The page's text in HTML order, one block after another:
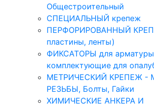
Общестроительный
СПЕЦИАЛЬНЫЙ крепеж
ПЕРФОРИРОВАННЫЙ
пластины, ленты)
ФИКСАТОРЫ для
комплектующие для
МЕТРИЧЕСКИЙ КРЕПЕЖ -
РЕЗЬБЫ, Болты, Гайки
ХИМИЧЕСКИЕ АНКЕРА И